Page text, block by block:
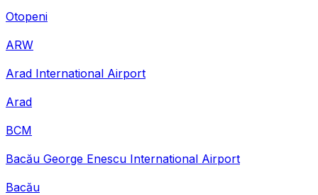
Otopeni
ARW
Arad International Airport
Arad
BCM
Bacău George Enescu International Airport
Bacău